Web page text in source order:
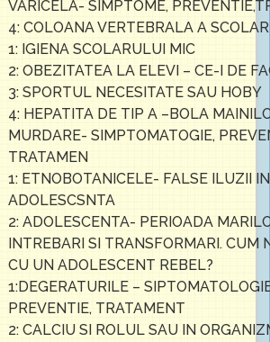
VARICELA- SIMPTOME,
4: COLOANA VERTEBRALA A
1: IGIENA SCOLARULUI MIC
2: OBEZITATEA LA ELEVI – CE-I DE
3: SPORTUL NECESITATE SAU HOBY
4: HEPATITA DE TIP A –BOLA
MURDARE- SIMPTOMATOGIE,
TRATAMEN
1: ETNOBOTANICELE- FALSE ILUZII IN
ADOLESCSNTA
2: ADOLESCENTA- PERIOADA
INTREBARI SI TRANSFORMARI. CUM
CU UN ADOLESCENT REBEL?
1:DEGERATURILE –
PREVENTIE, TRATAMENT
2: CALCIU SI ROLUL SAU IN